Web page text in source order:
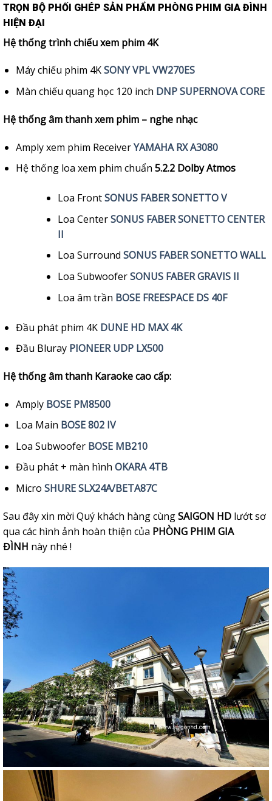
TRỌN BỘ PHỐI GHÉP SẢN PHẨM PHÒNG PHIM GIA ĐÌNH
HIỆN ĐẠI
Hệ thống trình chiếu xem phim 4K
Máy chiếu phim 4KSONY VPL VW270ES
Màn chiếu quang học 120 inch DNP SUPERNOVA CORE
Hệ thống âm thanh xem phim – nghe nhạc
Amply xem phim ReceiverYAMAHA RX A3080
Hệ thống loa xem phim chuẩn 5.2.2 Dolby Atmos
Loa FrontSONUS FABER SONETTO V
Loa CenterSONUS FABER SONETTO CENTER
II
Loa Surround SONUS FABER SONETTO WALL
Loa SubwooferSONUS FABER GRAVIS II
Loa âm trần BOSE FREESPACE DS 40F
Đầu phát phim 4K DUNE HD MAX 4K
Đầu Bluray PIONEER UDP LX500
Hệ thống âm thanh Karaoke cao cấp:
Amply BOSE PM8500
Loa Main BOSE 802 IV
Loa Subwoofer BOSE MB210
Đầu phát + màn hình OKARA 4TB
Micro SHURE SLX24A/BETA87C
Sau đây xin mời Quý khách hàng cùngSAIGON HD lướt sơ
qua các hình ảnh hoàn thiện của PHÒNG PHIM GIA
ĐÌNH này nhé !